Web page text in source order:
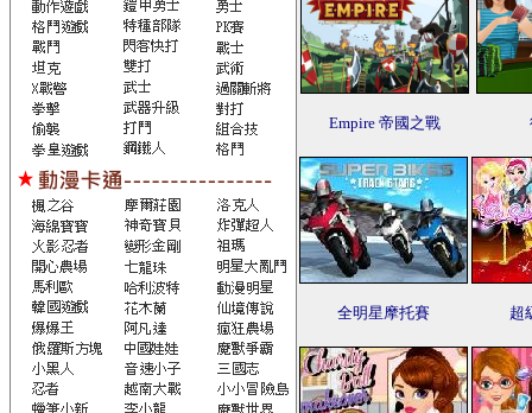
Empire 帝國之戰
全明星摩托賽 超